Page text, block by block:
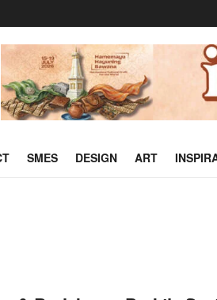
SMES DESIGN ART